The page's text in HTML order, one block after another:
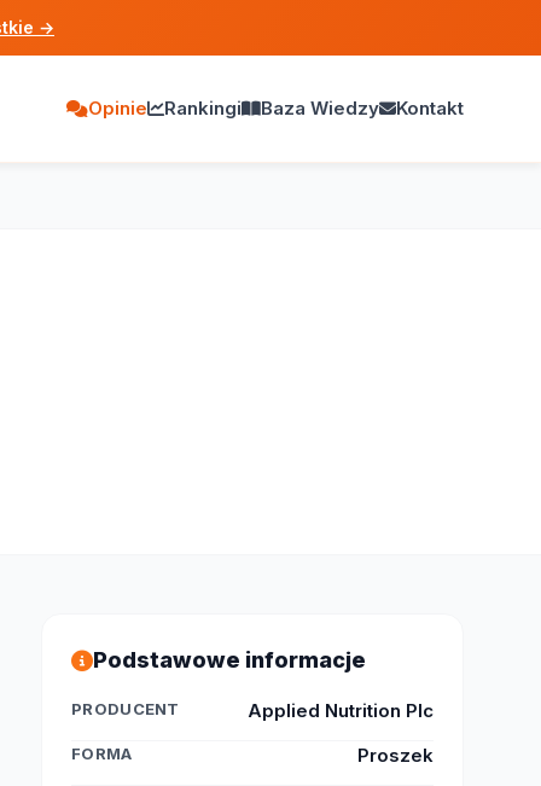
→
Opinie Rankingi Baza Wiedzy Kontakt
Podstawowe informacje
PRODUCENT Applied Nutrition Plc
FORMA Proszek